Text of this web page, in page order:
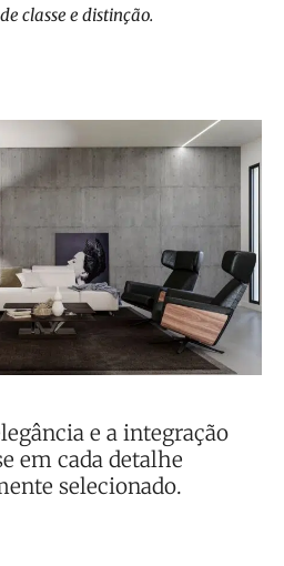
classe e distinção.
e a integração
em cada detalhe
selecionado.